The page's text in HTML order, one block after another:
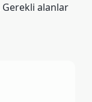
Gerekli alanlar